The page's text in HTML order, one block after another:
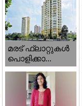
മരട് ഫ്ലാറ്റുകൾ
പൊളിക്കാ...